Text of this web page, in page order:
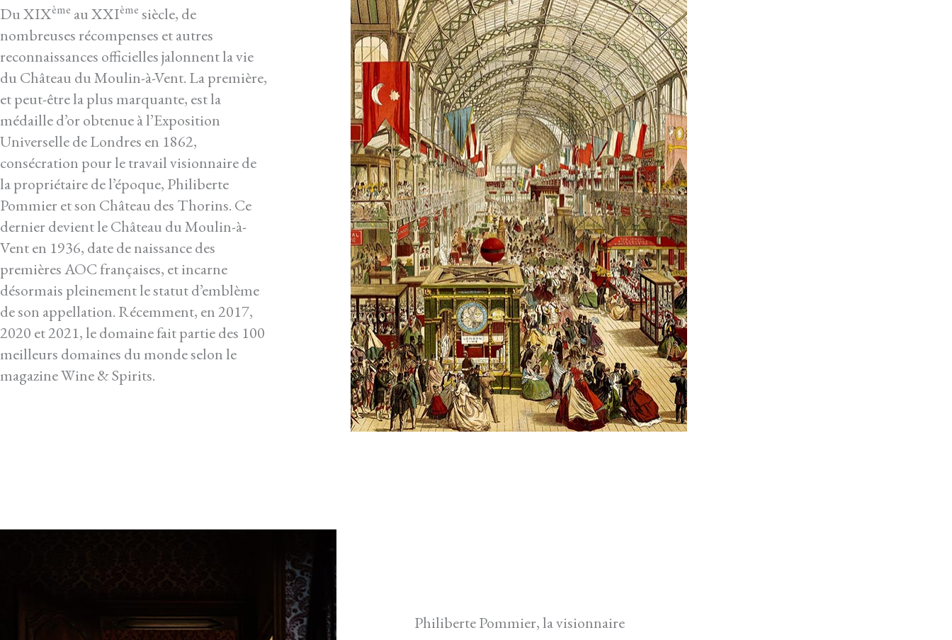
Du XIXème au XXIème siècle, de
nombreuses récompenses et autres
reconnaissances officielles jalonnent la vie
du Château du Moulin-à-Vent. La première,
et peut-être la plus marquante, est la
médaille d’or obtenue à l’Exposition
Universelle de Londres en 1862,
consécration pour le travail visionnaire de
la propriétaire de l’époque, Philiberte
Pommier et son Château des Thorins. Ce
dernier devient le Château du Moulin-à-
Vent en 1936, date de naissance des
premières AOC françaises, et incarne
désormais pleinement le statut d’emblème
de son appellation. Récemment, en 2017,
2020 et 2021, le domaine fait partie des 100
meilleurs domaines du monde selon le
magazine Wine & Spirits.
Philiberte Pommier, la visionnaire